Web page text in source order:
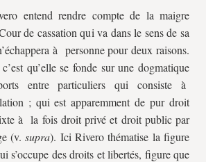
entend rendre compte de la maigre
de cassation qui va dans le sens de sa
à personne pour deux raisons.
qu’elle se fonde sur une dogmatique
entre particuliers qui consiste à
; qui est apparemment de pur droit
à la fois droit privé et droit public par
(v.supra). Ici Rivero thématise la figure
s’occupe des droits et libertés, figure que